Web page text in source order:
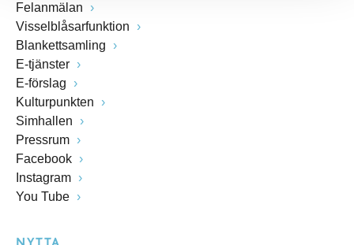
Felanmälan
Visselblåsarfunktion
Blankettsamling
E-tjänster
E-förslag
Kulturpunkten
Simhallen
Pressrum
Facebook
Instagram
You Tube